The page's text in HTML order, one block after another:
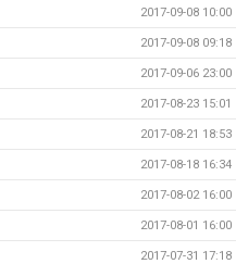
2017-09-08 10:00
2017-09-08 09:18
2017-09-06 23:00
2017-08-23 15:01
2017-08-21 18:53
2017-08-18 16:34
2017-08-02 16:00
2017-08-01 16:00
2017-07-31 17:18